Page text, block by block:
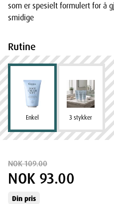
som er spesielt formulert for å
smidige
Rutine
Enkel 3 stykker
NOK 109.00
NOK 93.00
Din pris